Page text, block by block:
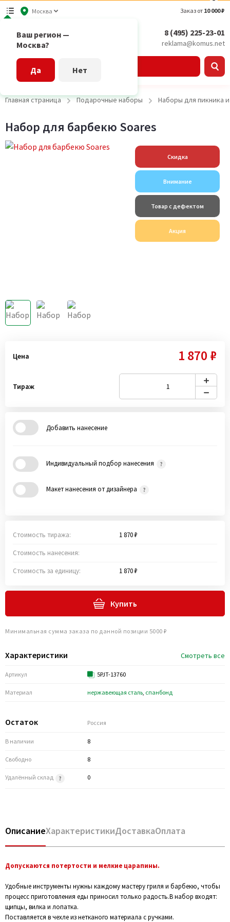
Москва
Ваш регион —
Москва?
Да Нет
Заказ от 10 000 ₽
8 (495) 225-23-01
reklama@komus.net
Главная страница Подарочные наборы Наборы для пикника
Набор для барбекю Soares
Скидка
Внимание
Товар с дефектом
Акция
Характеристики Смотреть все
Артикул 5PJT-13760
Материал нержавеющая сталь, спанбонд
Остаток Россия
В наличии 8
Свободно 8
Удалённый склад 0
Цена 1 870 ₽
Тираж
Добавить нанесение
Индивидуальный подбор нанесения
Макет нанесения от дизайнера
Стоимость тиража: 1 870 ₽
Стоимость нанесения:
Стоимость за единицу: 1 870 ₽
Купить
Минимальная сумма заказа по данной позиции 5000 ₽
ОписаниеХарактеристикиДоставкаОплата
Допускаются потертости и мелкие царапины.
Удобные инструменты нужны каждому мастеру гриля и барбекю, чтобы
процесс приготовления еды приносил только радость.В набор входят:
щипцы, вилка и лопатка.
Поставляется в чехле из нетканого материала с ручками.